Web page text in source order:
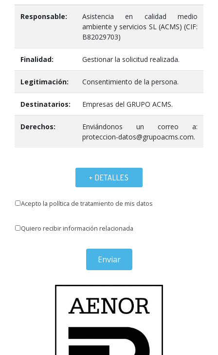
Responsable:
Asistencia en calidad medio
ambiente y servicios SL (ACMS) (CIF:
B82029703)
Finalidad: Gestionar la solicitud realizada.
Legitimación: Consentimiento de la persona.
Destinatarios: Empresas del GRUPO ACMS.
Derechos:
Enviándonos un correo a:
proteccion-datos@grupoacms.com.
+ DETALLES
Acepto la política de tratamiento de mis datos
Quiero recibir información relacionada
Enviar